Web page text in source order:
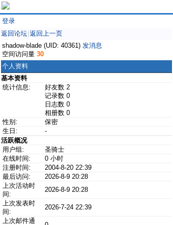
登录
返回论坛 返回上一页
shadow-blade (UID: 40361) 发消息
空间访问量 30
个人资料
基本资料
统计信息:
好友数 2
记录数 0
日志数 0
相册数 0
性别:
保密
生日:
-
活跃概况
用户组:
圣骑士
在线时间:
0 小时
注册时间:
2004-8-20 22:39
最后访问:
2026-8-9 20:28
上次活动时
间:
2026-8-9 20:28
上次发表时
间:
2026-7-24 22:39
上次邮件通